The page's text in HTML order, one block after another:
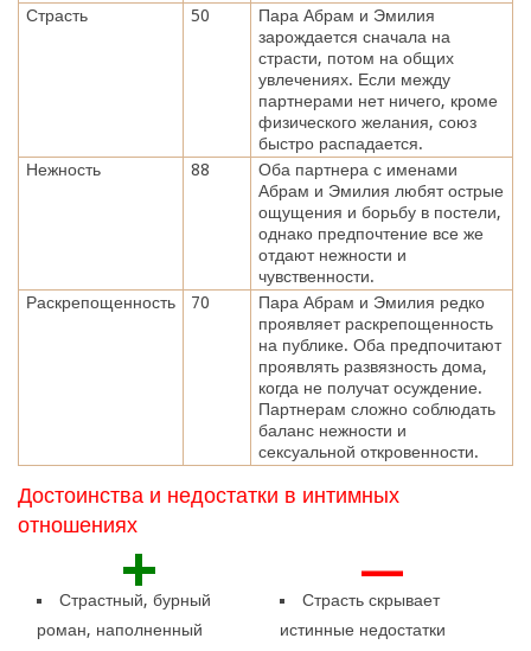
Страсть
50
Пара Абрам и Эмилия
зарождается сначала на
страсти, потом на общих
увлечениях. Если между
партнерами нет ничего, кроме
физического желания, союз
быстро распадается.
Нежность
88
Оба партнера с именами
Абрам и Эмилия любят острые
ощущения и борьбу в постели,
однако предпочтение все же
отдают нежности и
чувственности.
Раскрепощенность
70
Пара Абрам и Эмилия редко
проявляет раскрепощенность
на публике. Оба предпочитают
проявлять развязность дома,
когда не получат осуждение.
Партнерам сложно соблюдать
баланс нежности и
сексуальной откровенности.
Достоинства и недостатки в интимных
отношениях
+
Страстный, бурный
роман, наполненный
—
Страсть скрывает
истинные недостатки